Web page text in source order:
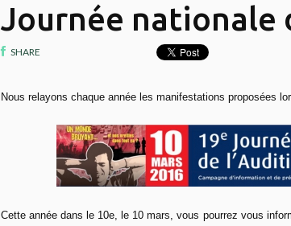
Journée nationale
SHARE
Nous relayons chaque année les manifestations proposées
Cette année dans le 10e, le 10 mars, vous pourrez vous